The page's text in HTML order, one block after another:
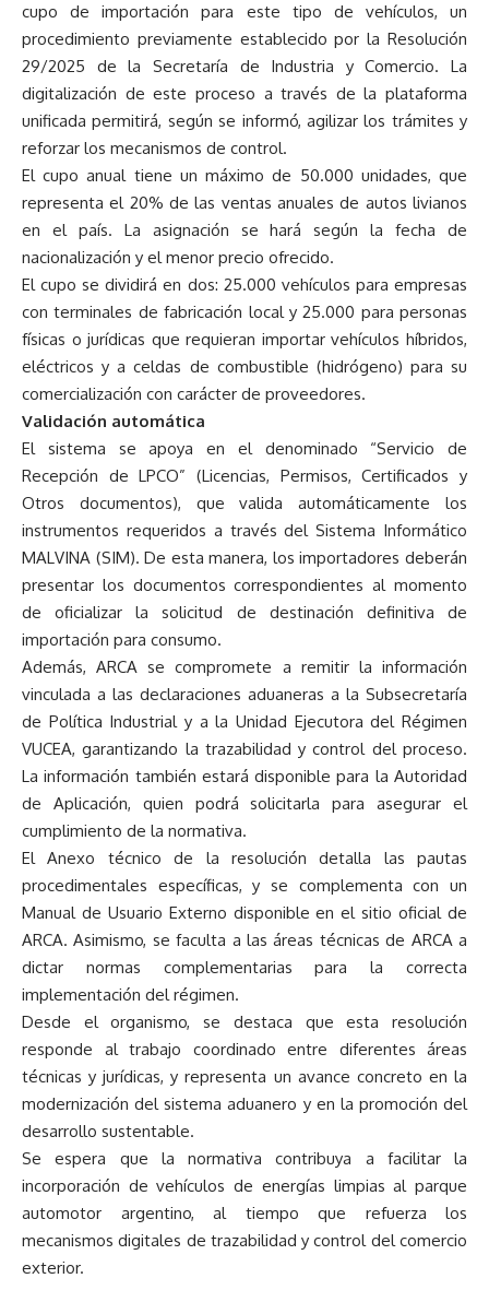
cupo de importación para este tipo de vehículos, un
procedimiento previamente establecido por la Resolución
29/2025 de la Secretaría de Industria y Comercio. La
digitalización de este proceso a través de la plataforma
unificada permitirá, según se informó, agilizar los trámites y
reforzar los mecanismos de control.
El cupo anual tiene un máximo de 50.000 unidades, que
representa el 20% de las ventas anuales de autos livianos
en el país. La asignación se hará según la fecha de
nacionalización y el menor precio ofrecido.
El cupo se dividirá en dos: 25.000 vehículos para empresas
con terminales de fabricación local y 25.000 para personas
físicas o jurídicas que requieran importar vehículos híbridos,
eléctricos y a celdas de combustible (hidrógeno) para su
comercialización con carácter de proveedores.
Validación automática
El sistema se apoya en el denominado “Servicio de
Recepción de LPCO” (Licencias, Permisos, Certificados y
Otros documentos), que valida automáticamente los
instrumentos requeridos a través del Sistema Informático
MALVINA (SIM). De esta manera, los importadores deberán
presentar los documentos correspondientes al momento
de oficializar la solicitud de destinación definitiva de
importación para consumo.
Además, ARCA se compromete a remitir la información
vinculada a las declaraciones aduaneras a la Subsecretaría
de Política Industrial y a la Unidad Ejecutora del Régimen
VUCEA, garantizando la trazabilidad y control del proceso.
La información también estará disponible para la Autoridad
de Aplicación, quien podrá solicitarla para asegurar el
cumplimiento de la normativa.
El Anexo técnico de la resolución detalla las pautas
procedimentales específicas, y se complementa con un
Manual de Usuario Externo disponible en el sitio oficial de
ARCA. Asimismo, se faculta a las áreas técnicas de ARCA a
dictar normas complementarias para la correcta
implementación del régimen.
Desde el organismo, se destaca que esta resolución
responde al trabajo coordinado entre diferentes áreas
técnicas y jurídicas, y representa un avance concreto en la
modernización del sistema aduanero y en la promoción del
desarrollo sustentable.
Se espera que la normativa contribuya a facilitar la
incorporación de vehículos de energías limpias al parque
automotor argentino, al tiempo que refuerza los
mecanismos digitales de trazabilidad y control del comercio
exterior.